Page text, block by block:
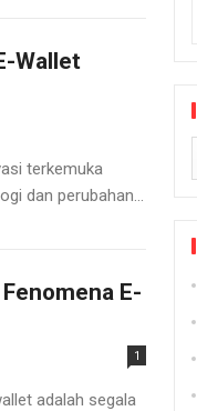
Wallet
terkemuka
dan perubahan...
E-
1
adalah segala